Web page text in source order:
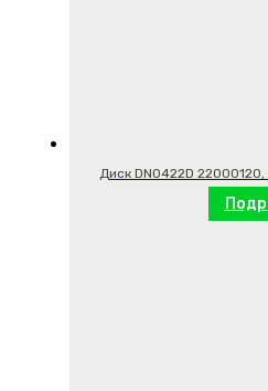
Диск DN0422D 22000120,